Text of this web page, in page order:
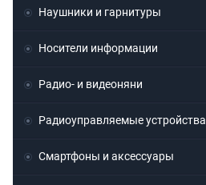
Наушники и гарнитуры
Носители информации
Радио- и видеоняни
Радиоуправляемые устройства
Смартфоны и аксессуары